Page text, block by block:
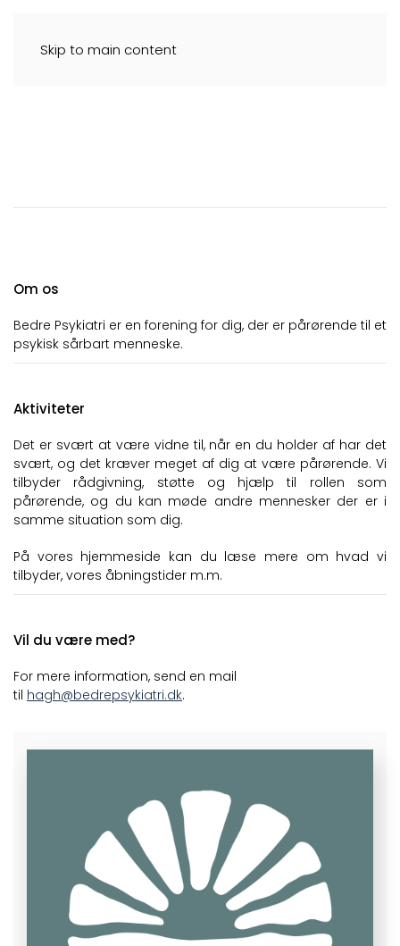
Skip to main content
Om os
Bedre Psykiatri er en forening for dig, der er pårørende til et
psykisk sårbart menneske.
Aktiviteter
Det er svært at være vidne til, når en du holder af har det
svært, og det kræver meget af dig at være pårørende. Vi
tilbyder rådgivning, støtte og hjælp til rollen som
pårørende, og du kan møde andre mennesker der er i
samme situation som dig.
På vores hjemmeside kan du læse mere om hvad vi
tilbyder, vores åbningstider m.m.
Vil du være med?
For mere information, send en mail
til hagh@bedrepsykiatri.dk.